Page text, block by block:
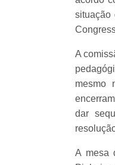
situação
A
mesmo
dar
A mesa